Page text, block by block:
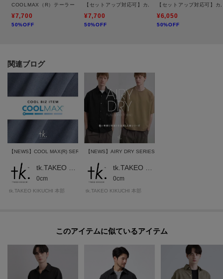
ばない汎用性の高さも魅力です。
【推奨サイズ】
04サイズ（XL）：175～185cm
※標準体型を基にした目安になります
－ BRAND CONCEPT －
時代を超えて支持されるトラディショナルなアイテムをベースに、アソビ心
とストリートの自由な発想を取り入れ、日本独自のミックススタイルを提案
▼商品のお気に入り登録
完売しているカラーの再入荷通知や、ラスト1点、セールの通知をお知らせい
たします。
問い合わせはコールセンターまで。
COOLMAX（R）テーラードジャケット
¥7,700
50%OFF
【セットアップ対応可】カルゼノーカラージャケット
¥7,700
50%OFF
【セットアップ対応可】カ
¥6,050
50%OFF
関連ブログ
【NEWS】COOL MAX(R) SERIES
0cm
tk.TAKEO KIKUCHI 本部
【NEWS】AIRY DRY SERIES
0cm
tk.TAKEO KIKUCHI 本部
このアイテムに似ているアイテム